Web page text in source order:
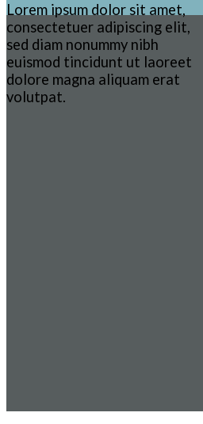
Lorem ipsum dolor sit amet,
consectetuer adipiscing elit,
sed diam nonummy nibh
euismod tincidunt ut laoreet
dolore magna aliquam erat
volutpat.